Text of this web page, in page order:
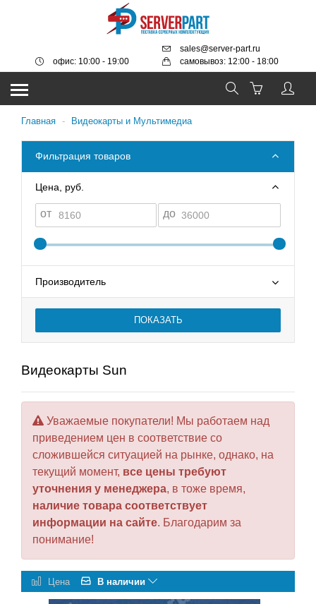
sales@server-part.ru
самовывоз: 12:00 - 18:00
офис: 10:00 - 19:00
Главная - Видеокарты и Мультимедиа
Фильтрация товаров
Цена, руб.
от до
Производитель
Видеокарты Sun
Уважаемые покупатели! Мы работаем над
приведением цен в соответствие со
сложившейся ситуацией на рынке, однако, на
текущий момент, все цены требуют
уточнения у менеджера, в тоже время,
наличие товара соответствует
информации на сайте. Благодарим за
понимание!
Цена В наличии